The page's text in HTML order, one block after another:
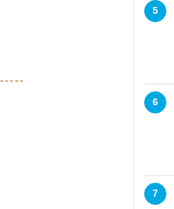
5
6
7